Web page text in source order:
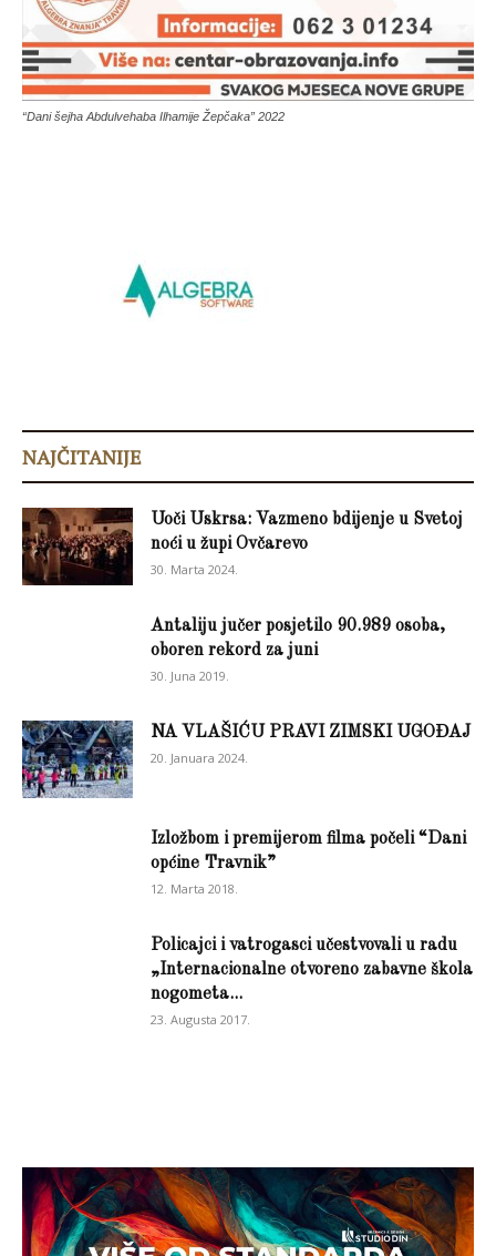
“Dani šejha Abdulvehaba Ilhamije Žepčaka” 2022
NAJČITANIJE
Uoči Uskrsa: Vazmeno bdijenje u Svetoj
noći u župi Ovčarevo
30. Marta 2024.
Antaliju jučer posjetilo 90.989 osoba,
oboren rekord za juni
30. Juna 2019.
NA VLAŠIĆU PRAVI ZIMSKI UGOĐAJ
20. Januara 2024.
Izložbom i premijerom filma počeli “Dani
općine Travnik”
12. Marta 2018.
Policajci i vatrogasci učestvovali u radu
„Internacionalne otvoreno zabavne škola
nogometa...
23. Augusta 2017.